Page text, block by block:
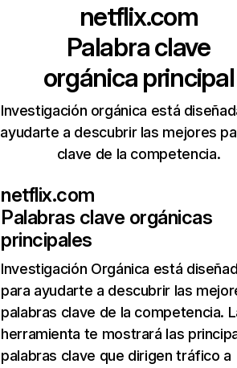
netflix.com
Palabra clave
orgánica principal
Investigación orgánica está
ayudarte a descubrir las mejores
clave de la competencia.
netflix.com
Palabras clave orgánicas
principales
Investigación Orgánica está
para ayudarte a descubrir las
palabras clave de la competencia.
herramienta te mostrará las
palabras clave que dirigen tráfico a